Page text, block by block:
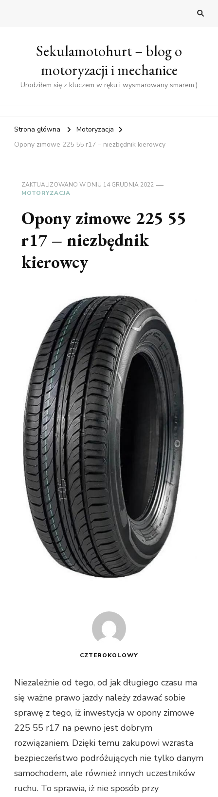
Sekulamotohurt – blog o
motoryzacji i mechanice
Urodziłem się z kluczem w ręku i wysmarowany smarem:)
Strona główna
Motoryzacja
Opony zimowe 225 55 r17 – niezbędnik kierowcy
ZAKTUALIZOWANO W DNIU 14 GRUDNIA 2022
MOTORYZACJA
Opony zimowe 225 55
r17 – niezbędnik
kierowcy
CZTEROKOLOWY
Niezależnie od tego, od jak długiego czasu ma
się ważne prawo jazdy należy zdawać sobie
sprawę z tego, iż inwestycja w opony zimowe
225 55 r17 na pewno jest dobrym
rozwiązaniem. Dzięki temu zakupowi wzrasta
bezpieczeństwo podróżujących nie tylko danym
samochodem, ale również innych uczestników
ruchu. To sprawia, iż nie sposób przy